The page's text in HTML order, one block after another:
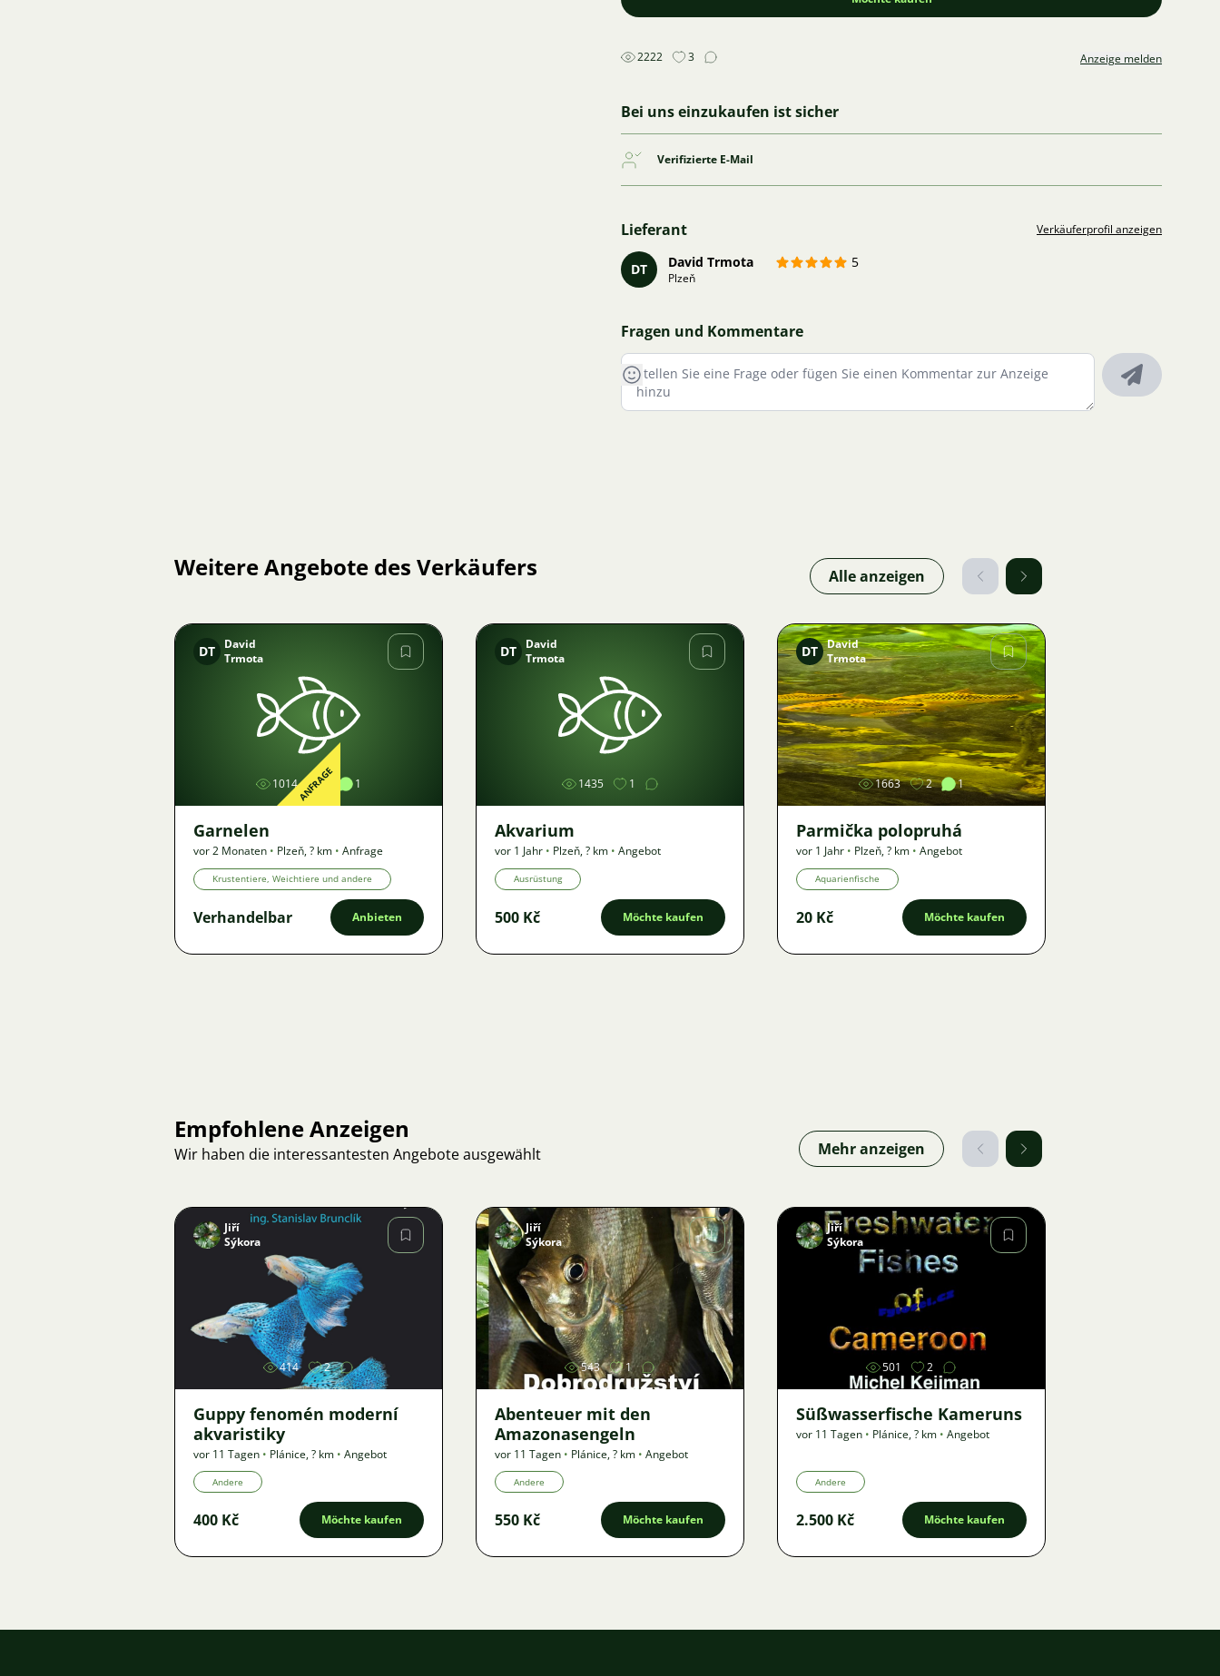
2222 3 Anzeige melden
Bei uns einzukaufen ist sicher
Verifizierte E-Mail
Lieferant Verkäuferprofil anzeigen
DT David Trmota 5
Plzeň
Fragen und Kommentare
Weitere Angebote des Verkäufers Alle anzeigen
Bild
DT
David
Trmota
1014 1 1
ANFRAGE
Garnelen
vor 2 Monaten • Plzeň,? km • Anfrage
Krustentiere, Weichtiere und andere
Verhandelbar Anbieten
Bild
DT
David
Trmota
1435 1
Akvarium
vor 1 Jahr • Plzeň,? km • Angebot
Ausrüstung
500 Kč Möchte kaufen
Bild
DT David
Trmota
1663 2 1
Parmička polopruhá
vor 1 Jahr • Plzeň,? km • Angebot
Aquarienfische
20 Kč Möchte kaufen
Empfohlene Anzeigen
Wir haben die interessantesten Angebote ausgewählt Mehr anzeigen
Bild
Jiří
Sýkora
414 2
Guppy fenomén moderní
akvaristiky
vor 11 Tagen • Plánice,? km • Angebot
Andere
400 Kč Möchte kaufen
Bild
Jiří
Sýkora
543 1
Abenteuer mit den
Amazonasengeln
vor 11 Tagen • Plánice,? km • Angebot
Andere
550 Kč Möchte kaufen
Bild
Jiří
Sýkora
501 2
Süßwasserfische Kameruns
vor 11 Tagen • Plánice,? km • Angebot
Andere
2.500 Kč Möchte kaufen